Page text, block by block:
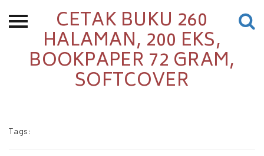
Beranda
Tentang
Permohonan Hibah
Etalase
CETAK BUKU 260
HALAMAN, 200 EKS,
BOOKPAPER 72 GRAM,
SOFTCOVER
Tags: